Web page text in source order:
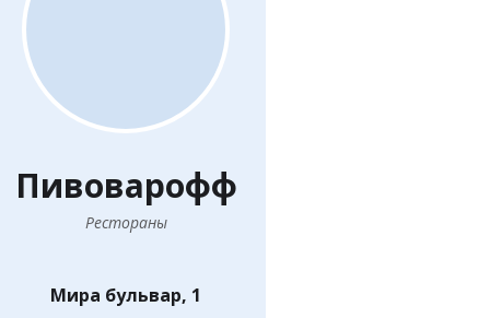
Пивоварофф
Рестораны
Мира бульвар, 1